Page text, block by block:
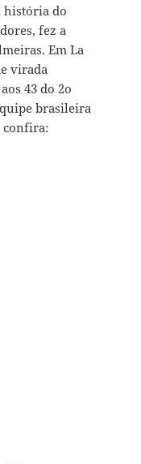
história do
fez a
Em La
virada
43 do 2o
brasileira
confira: